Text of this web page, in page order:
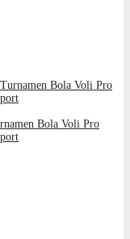
Bola Voli Pro